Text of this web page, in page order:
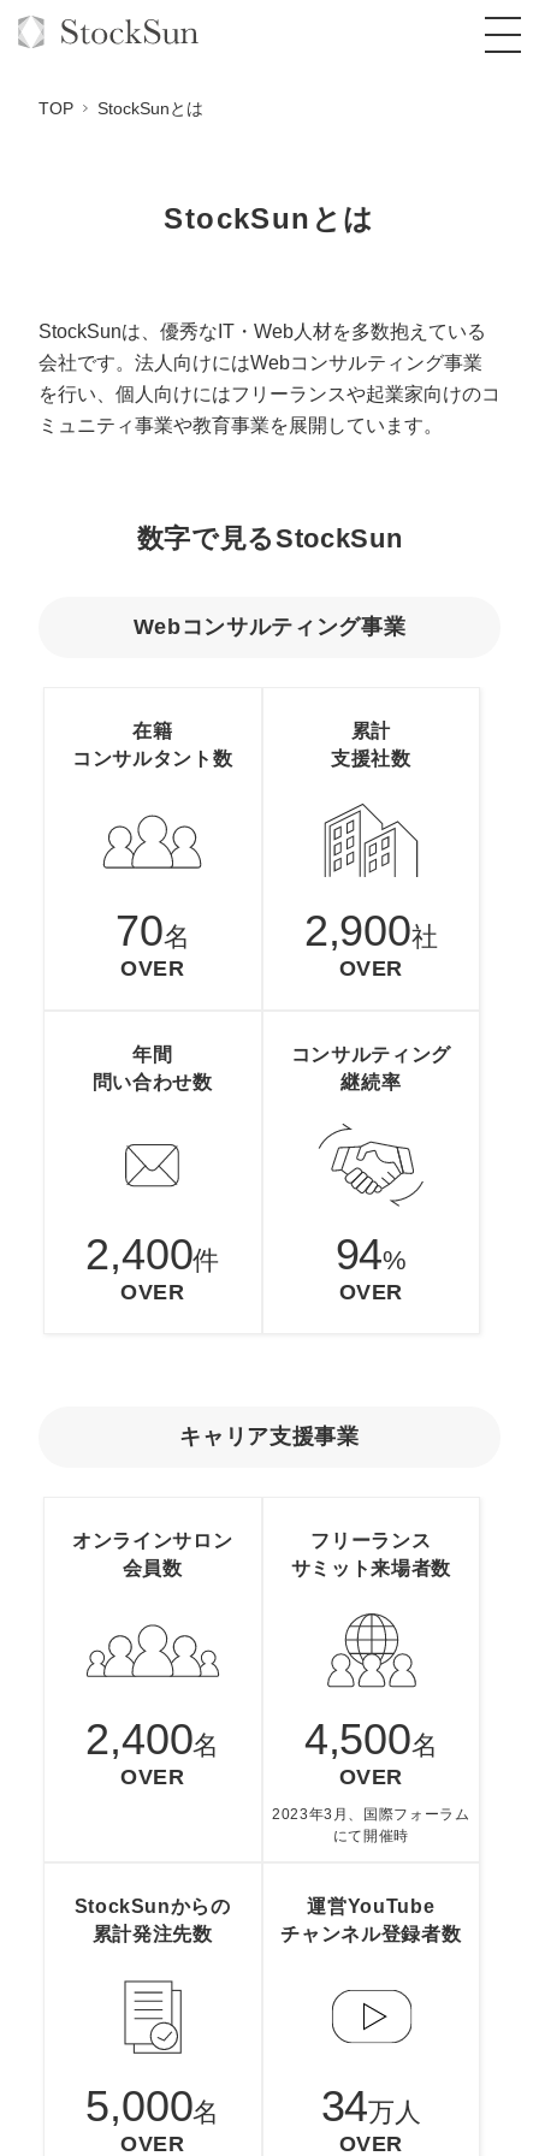
オーダーメイド支援
コンサルタント一覧
品質ガイドライン
社内コンペ
定額制Webマーケティング代行『マキトルく
ん』
定額制営業代行『カリトルくん』
営業改善特化の動画制作『動画でカリトルく
オリジナルサービス
格安でAI導入支援『あいのりAI』
拡散付1日密着動画制作『まるごと社長』
定額制LP制作・改善『最強LP』
お役立ち資料
オンラインサロン
StockSun道場
道場TOP
年収エージェント
取締役メッセージ（株本祐己）
業務委託
認定パートナー
動画ディレクター
マーケマネージャー
内部監査室長
募集要項一覧
TOP StockSunとは
StockSunとは
StockSunは、優秀なIT・Web人材を多数抱えている
会社です。 法人向けにはWebコンサルティング事業
を行い、 個人向けにはフリーランスや起業家向けのコ
ミュニティ事業や教育事業を展開しています。
数字で見るStockSun
Webコンサルティング事業
在籍
コンサルタント数
70名
OVER
累計
支援社数
2,900社
OVER
年間
問い合わせ数
2,400件
OVER
コンサルティング
継続率
94%
OVER
キャリア支援事業
オンラインサロン
会員数
2,400名
OVER
フリーランス
サミット来場者数
4,500名
OVER
2023年3月、国際フォーラム
にて開催時
StockSunからの
累計発注先数
5,000名
OVER
運営YouTube
チャンネル登録者数
34万人
OVER